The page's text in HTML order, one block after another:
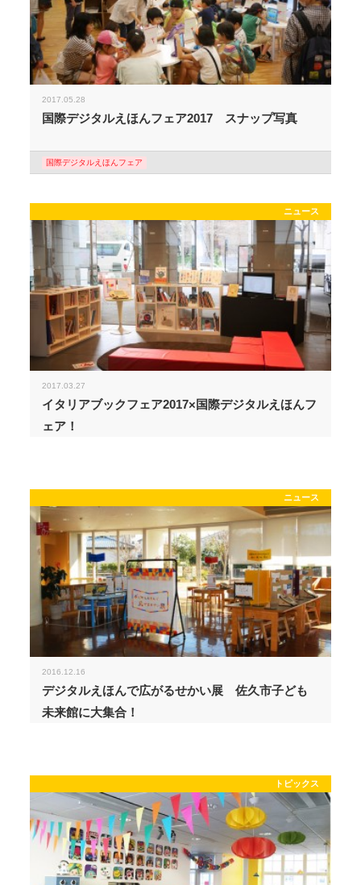
2017.05.28
国際デジタルえほんフェア2017 スナップ写真
国際デジタルえほんフェア
ニュース
2017.03.27
イタリアブックフェア2017×国際デジタルえほんフ
ェア！
ニュース
2016.12.16
デジタルえほんで広がるせかい展 佐久市子ども
未来館に大集合！
トピックス